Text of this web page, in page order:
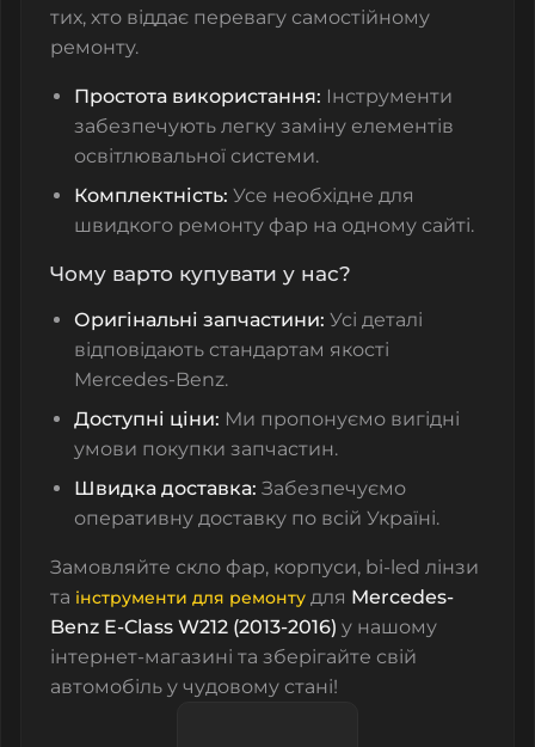
тих, хто віддає перевагу самостійному
ремонту.
Простота використання: Інструменти
забезпечують легку заміну елементів
освітлювальної системи.
Комплектність: Усе необхідне для
швидкого ремонту фар на одному сайті.
Чому варто купувати у нас?
Оригінальні запчастини: Усі деталі
відповідають стандартам якості
Mercedes-Benz.
Доступні ціни: Ми пропонуємо вигідні
умови покупки запчастин.
Швидка доставка: Забезпечуємо
оперативну доставку по всій Україні.
Замовляйте скло фар, корпуси, bi-led лінзи
та інструменти для ремонту для Mercedes-
Benz E-Class W212 (2013-2016) у нашому
інтернет-магазині та зберігайте свій
автомобіль у чудовому стані!